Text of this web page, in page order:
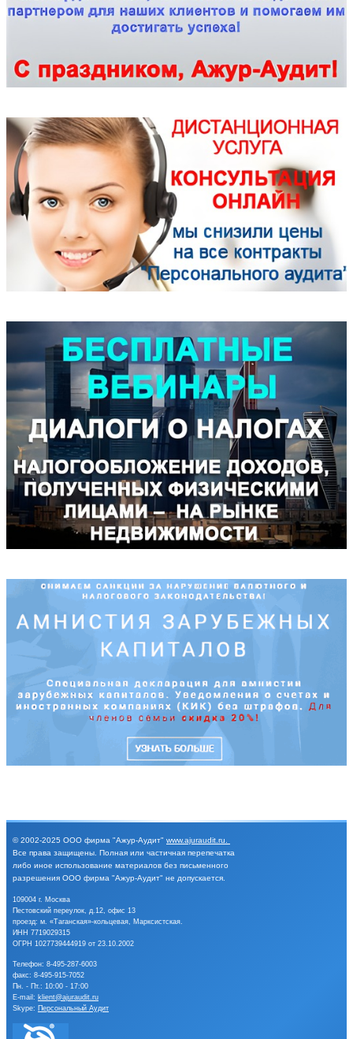
© 2002-2025 ООО фирма "Ажур-Аудит" www.ajuraudit.ru
Все права защищены. Полная или частичная перепечатка
либо иное использование материалов без письменного
разрешения ООО фирма "Ажур-Аудит" не допускается.
109004 г. Москва
Пестовский переулок, д.12, офис 13
проезд: м. «Таганская»-кольцевая, Марксистская.
ИНН 7719029315
ОГРН 1027739444919 от 23.10.2002
Телефон: 8-495-287-6003
факс: 8-495-915-7052
Пн. - Пт.: 10:00 - 17:00
E-mail: klient@ajuraudit.ru
Skype: Персональный Аудит